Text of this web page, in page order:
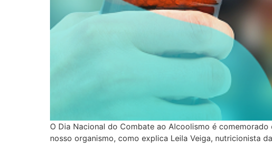
O Dia Nacional do Combate ao Alcoolismo é
nosso organismo, como explica Leila Veiga, nutricionista